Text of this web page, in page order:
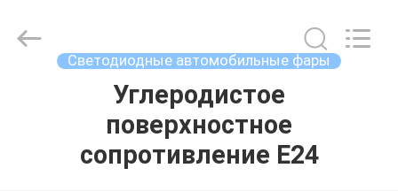
ПРОДУКТЫ
Electronics
Co.,Ltd.
Светодиодные автомобильные фары
Углеродистое
поверхностное
сопротивление E24